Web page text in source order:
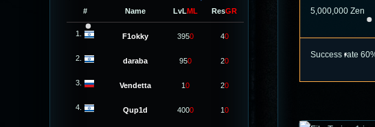
# Name LvLML ResGR
1. F1okky 3950 40
2. daraba 950 20
3. Vendetta 10 20
4. Qup1d 4000 10
5,000,000 Zen
Success rate